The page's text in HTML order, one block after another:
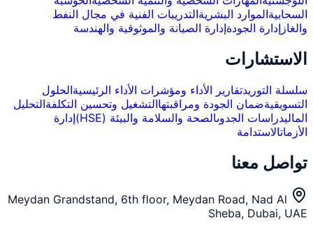
السحابيةالموارد البشريةالتدريبات الفنية في مجال النفط
والغاز إدارة الجودةإدارة الصيانة والموثوقية والهندسة
الاستشارات
سلسلة التوريدتقارير الأداء ومؤشرات الأداء الرئيسيةالحلول
التسويقيةضمان الجودة ومراقبتهاالتشغيل وتحسين التكلفةالتحليل
الماليدراسات الجدوىالصحة والسلامة والبيئة (HSE)
إدارة
الأزماتالاستدامة
تواصل معنا
Meydan Grandstand, 6th floor, Meydan Road, Nad Al
Sheba, Dubai, UAE